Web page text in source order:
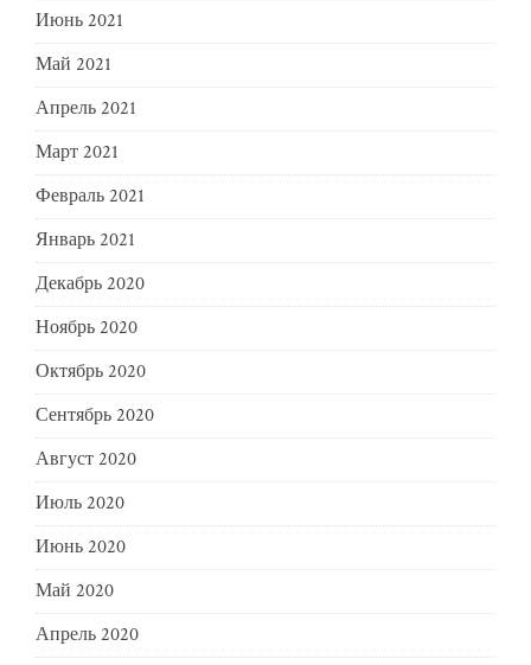
Июнь 2021
Май 2021
Апрель 2021
Март 2021
Февраль 2021
Январь 2021
Декабрь 2020
Ноябрь 2020
Октябрь 2020
Сентябрь 2020
Август 2020
Июль 2020
Июнь 2020
Май 2020
Апрель 2020